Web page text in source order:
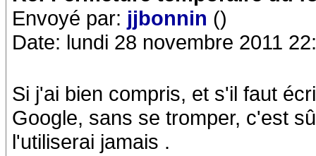
Envoyé par: jjbonnin ()
Date: lundi 28 novembre 2011
Si j'ai bien compris, et s'il faut
Google, sans se tromper, c'est
l'utiliserai jamais .